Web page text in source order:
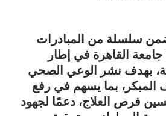
ضمن سلسلة من المبادرات
جامعة القاهرة في إطار
بهدف نشر الوعي الصحي
المبكر، بما يسهم في رفع
فرص العلاج، دعمًا لجهود